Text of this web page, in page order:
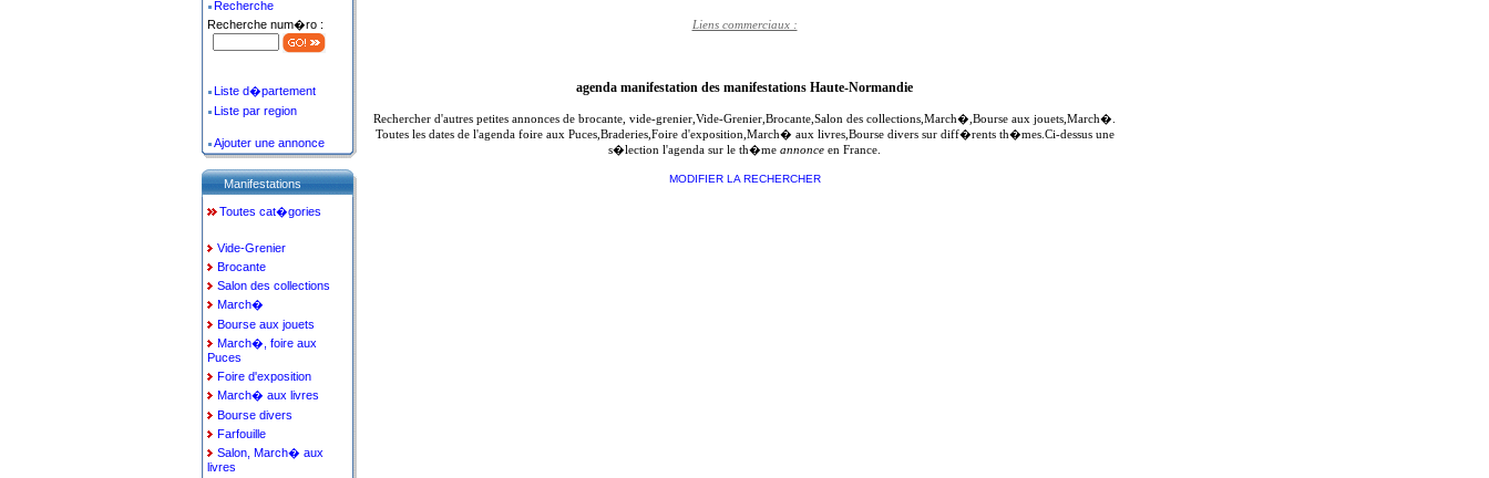
Liens commerciaux :
agenda manifestation des manifestations Haute-Normandie
Rechercher d'autres petites annonces de brocante, vide-grenier,Vide-Grenier,Brocante,Salon des collections,March�,Bourse aux jouets,March�.
Toutes les dates de l'agenda foire aux Puces,Braderies,Foire d'exposition,March� aux livres,Bourse divers sur diff�rents th�mes.Ci-dessus une
s�lection l'agenda sur le th�me annonce en France.
MODIFIER LA RECHERCHER
Recherche
Recherche num�ro :
Liste d�partement
Liste par region
Ajouter une annonce
Manifestations
Toutes cat�gories
Vide-Grenier
Brocante
Salon des collections
March�
Bourse aux jouets
March�, foire aux
Puces
Foire d'exposition
March� aux livres
Bourse divers
Farfouille
Salon, March� aux
livres